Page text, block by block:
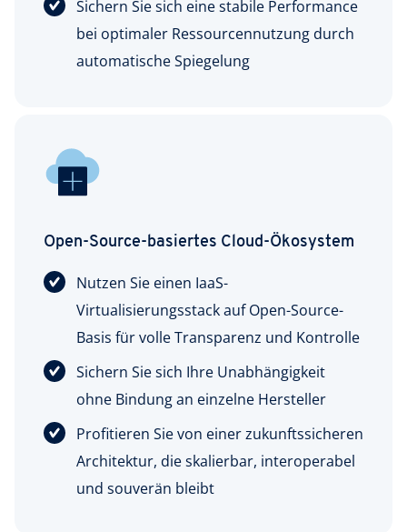
Sichern Sie sich eine stabile Performance
bei optimaler Ressourcennutzung durch
automatische Spiegelung
Open-Source-basiertes Cloud-Ökosystem
Nutzen Sie einen IaaS-
Virtualisierungsstack auf Open-Source-
Basis für volle Transparenz und Kontrolle
Sichern Sie sich Ihre Unabhängigkeit
ohne Bindung an einzelne Hersteller
Profitieren Sie von einer zukunftssicheren
Architektur, die skalierbar, interoperabel
und souverän bleibt